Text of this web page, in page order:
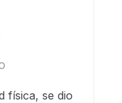
física, se dio